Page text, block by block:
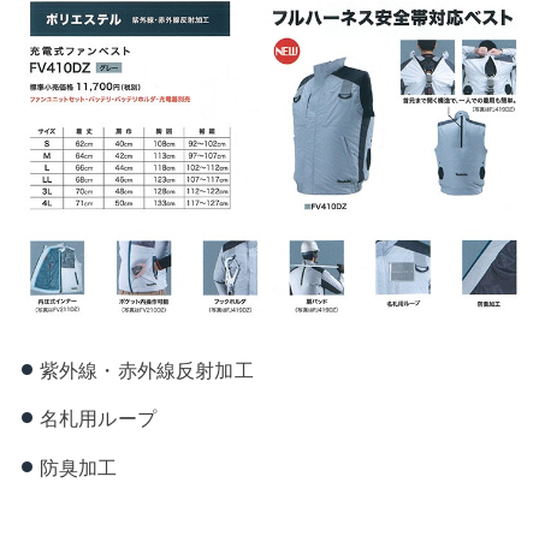
紫外線・赤外線反射加工
名札用ループ
防臭加工